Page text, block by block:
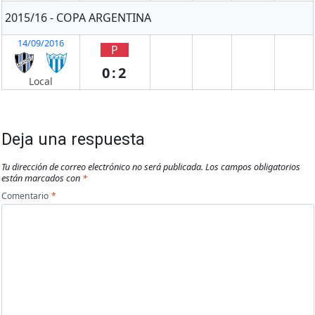
2015/16 - COPA ARGENTINA
14/09/2016
Local
P
0:2
Deja una respuesta
Tu dirección de correo electrónico no será publicada. Los campos obligatorios
están marcados con *
Comentario *